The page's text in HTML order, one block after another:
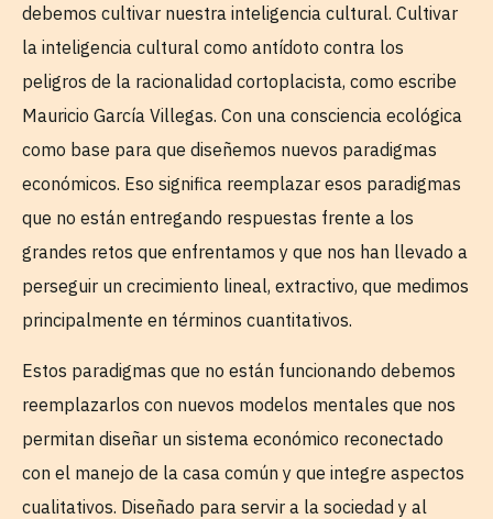
debemos cultivar nuestra inteligencia cultural. Cultivar
la inteligencia cultural como antídoto contra los
peligros de la racionalidad cortoplacista, como escribe
Mauricio García Villegas. Con una consciencia ecológica
como base para que diseñemos nuevos paradigmas
económicos. Eso significa reemplazar esos paradigmas
que no están entregando respuestas frente a los
grandes retos que enfrentamos y que nos han llevado a
perseguir un crecimiento lineal, extractivo, que medimos
principalmente en términos cuantitativos.
Estos paradigmas que no están funcionando debemos
reemplazarlos con nuevos modelos mentales que nos
permitan diseñar un sistema económico reconectado
con el manejo de la casa común y que integre aspectos
cualitativos. Diseñado para servir a la sociedad y al